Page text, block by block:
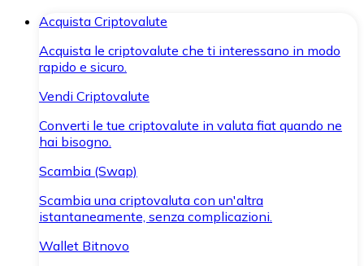
Acquista Criptovalute
Acquista le criptovalute che ti interessano in modo
rapido e sicuro.
Vendi Criptovalute
Converti le tue criptovalute in valuta fiat quando ne
hai bisogno.
Scambia (Swap)
Scambia una criptovaluta con un'altra
istantaneamente, senza complicazioni.
Wallet Bitnovo